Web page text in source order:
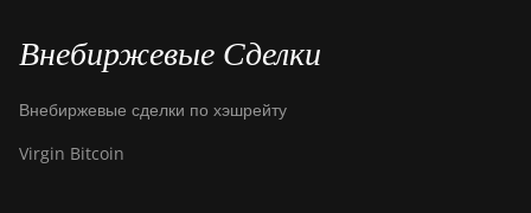
Внебиржевые Сделки
Внебиржевые сделки по хэшрейту
Virgin Bitcoin